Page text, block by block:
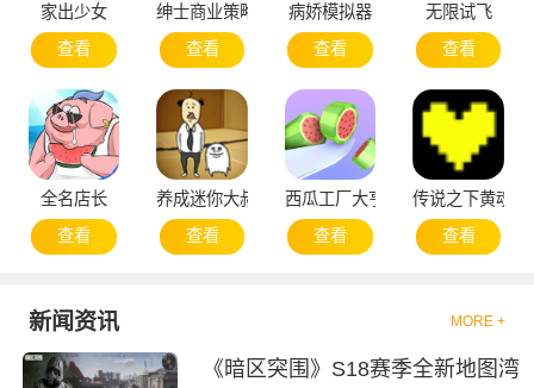
家出少女
查看
绅士商业策略
查看
病娇模拟器
查看
无限试飞
查看
全名店长
查看
养成迷你大叔
查看
西瓜工厂大亨
查看
传说之下黄魂
查看
新闻资讯 MORE +
《暗区突围》S18赛季全新地图湾